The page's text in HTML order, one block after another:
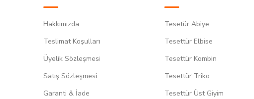
Hakkımızda
Teslimat Koşulları
Üyelik Sözleşmesi
Satış Sözleşmesi
Garanti & İade
Tesetür Abiye
Tesettür Elbise
Tesettür Kombin
Tesettür Triko
Tesettür Üst Giyim